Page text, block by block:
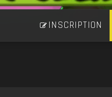
INSCRIPTION